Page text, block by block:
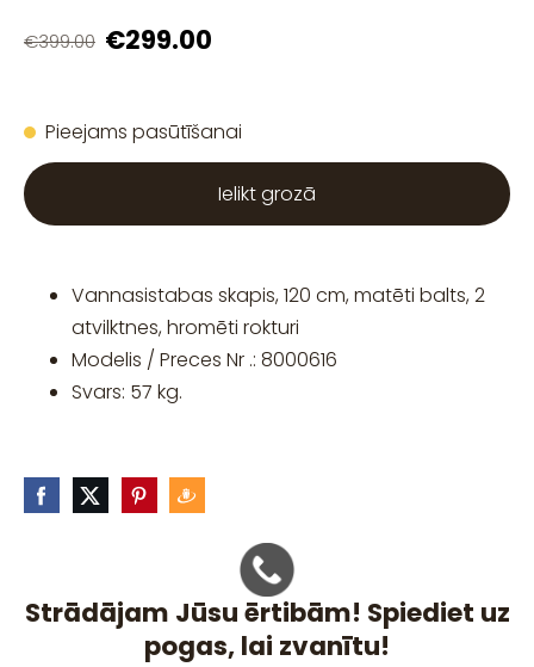
Strādājam Jūsu ērtibām! Spiediet uz
pogas, lai zvanītu!
€399.00 €299.00
Pieejams pasūtīšanai
Ielikt grozā
Vannasistabas skapis, 120 cm, matēti balts, 2
atvilktnes, hromēti rokturi
Modelis / Preces Nr .: 8000616
Svars: 57 kg.